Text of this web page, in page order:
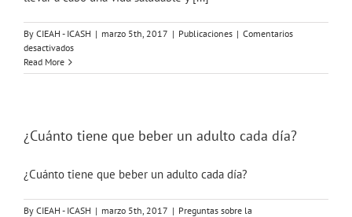
By CIEAH - ICASH | marzo 5th, 2017 | Publicaciones | Comentarios
desactivadosen
de
para
saludable
activa
Read More
¿Cuánto tiene que beber un adulto cada día?
¿Cuánto tiene que beber un adulto cada día?
By CIEAH - ICASH | marzo 5th, 2017 | Preguntas sobre la